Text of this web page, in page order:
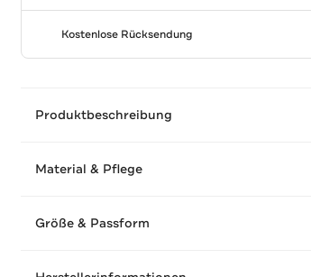
Kostenlose Rücksendung
Produktbeschreibung
Material & Pflege
Größe & Passform